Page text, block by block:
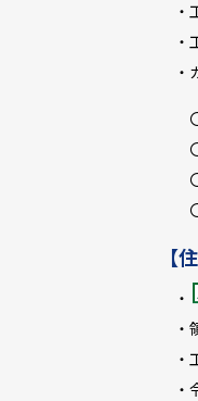
・
・
・
【
・
・
・
・